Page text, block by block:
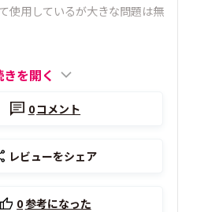
使用しているが大きな問題は無
きを開く
0コメント
レビューをシェア
0参考になった